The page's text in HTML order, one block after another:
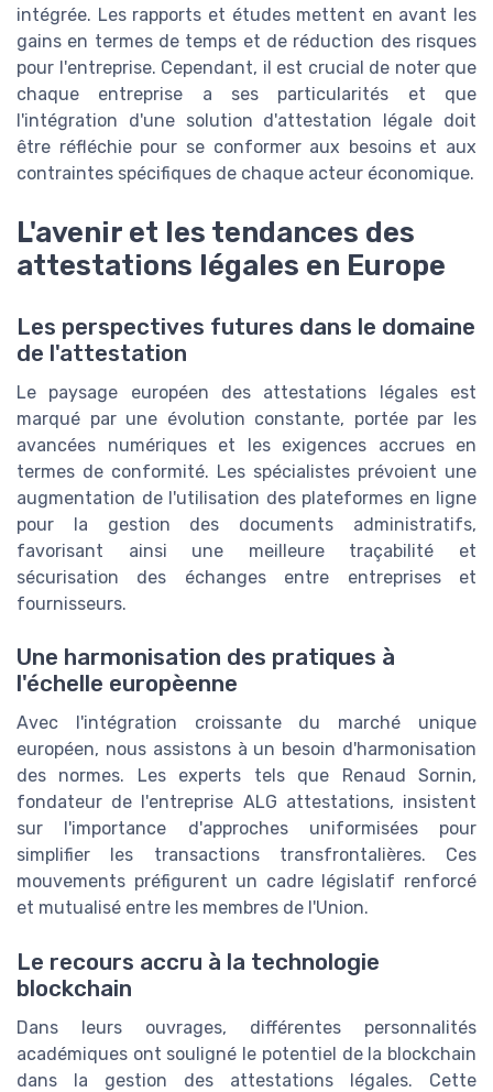
intégrée. Les rapports et études mettent en avant les
gains en termes de temps et de réduction des risques
pour l'entreprise. Cependant, il est crucial de noter que
chaque entreprise a ses particularités et que
l'intégration d'une solution d'attestation légale doit
être réfléchie pour se conformer aux besoins et aux
contraintes spécifiques de chaque acteur économique.
L'avenir et les tendances des
attestations légales en Europe
Les perspectives futures dans le domaine
de l'attestation
Le paysage européen des attestations légales est
marqué par une évolution constante, portée par les
avancées numériques et les exigences accrues en
termes de conformité. Les spécialistes prévoient une
augmentation de l'utilisation des plateformes en ligne
pour la gestion des documents administratifs,
favorisant ainsi une meilleure traçabilité et
sécurisation des échanges entre entreprises et
fournisseurs.
Une harmonisation des pratiques à
l'échelle europèenne
Avec l'intégration croissante du marché unique
européen, nous assistons à un besoin d'harmonisation
des normes. Les experts tels que Renaud Sornin,
fondateur de l'entreprise ALG attestations, insistent
sur l'importance d'approches uniformisées pour
simplifier les transactions transfrontalières. Ces
mouvements préfigurent un cadre législatif renforcé
et mutualisé entre les membres de l'Union.
Le recours accru à la technologie
blockchain
Dans leurs ouvrages, différentes personnalités
académiques ont souligné le potentiel de la blockchain
dans la gestion des attestations légales. Cette